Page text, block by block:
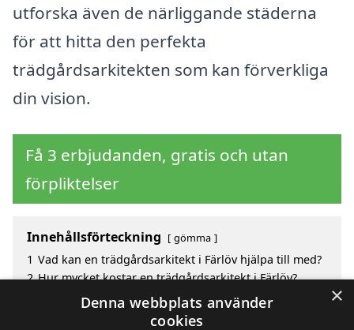
utforska även de närliggande städerna
för att hitta den perfekta
trädgårdsarkitekten som kan förverkliga
din vision.
Få 3 erbjudanden, gratis och utan
förpliktelser
Innehållsförteckning gömma
1 Vad kan en trädgårdsarkitekt i Färlöv hjälpa till med?
2 Hur mycket kostar en trädgårdsarkitekt i Färlöv?
Fördelar med att välja trädgårdsarkitekt i Färlöv
Sök efter en skicklig trädgårdsarkitekt i de
×
Denna webbplats använder
cookies